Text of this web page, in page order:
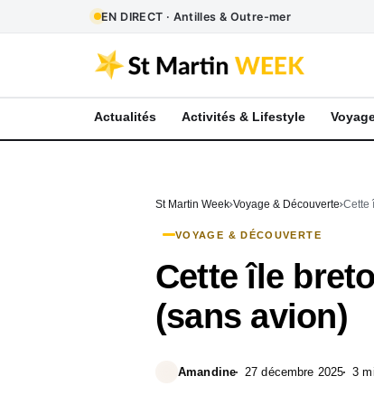
EN DIRECT · Antilles & Outre-mer
Actualités Activités & Lifestyle
St Martin Week Voyage & Découverte Cette
VOYAGE & DÉCOUVERTE
Cette île
(sans avion)
Amandine 27 décembre 2025 3